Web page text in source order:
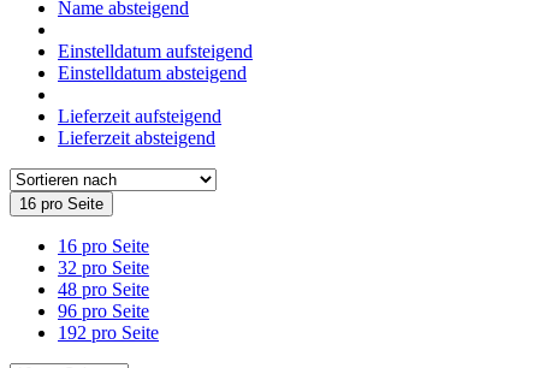
Name absteigend
Einstelldatum aufsteigend
Einstelldatum absteigend
Lieferzeit aufsteigend
Lieferzeit absteigend
16 pro Seite
16 pro Seite
32 pro Seite
48 pro Seite
96 pro Seite
192 pro Seite